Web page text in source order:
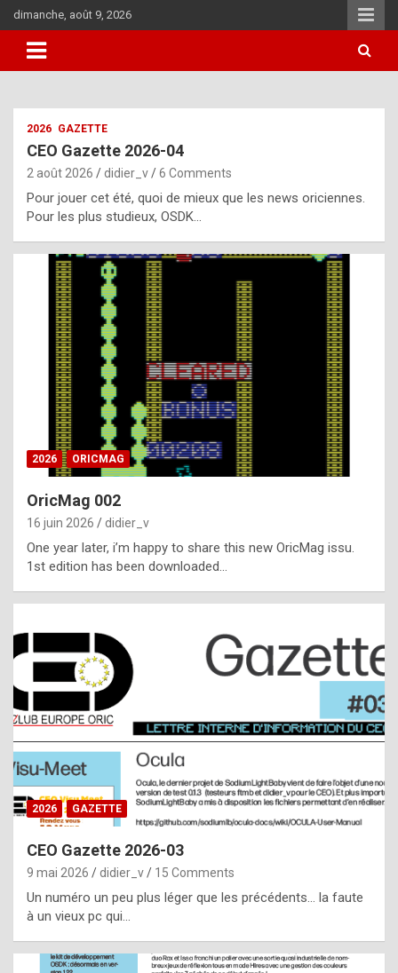
Skip
to
content
dimanche, août 9, 2026
i
u
l
y
d
i
ff
i
l
t
t
s
t
a
s
i
e
f
o
2026 GAZETTE
CEO Gazette 2026-04
2 août 2026 didier_v 6 Comments
Pour jouer cet été, quoi de mieux que les news oriciennes.
Pour les plus studieux, OSDK…
2026 ORICMAG
OricMag 002
16 juin 2026 didier_v
One year later, i’m happy to share this new OricMag issu.
1st edition has been downloaded…
2026 GAZETTE
CEO Gazette 2026-03
9 mai 2026 didier_v 15 Comments
Un numéro un peu plus léger que les précédents… la faute
à un vieux pc qui…